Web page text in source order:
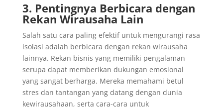
3. Pentingnya Berbicara dengan
Rekan Wirausaha Lain
Salah satu cara paling efektif untuk mengurangi rasa
isolasi adalah berbicara dengan rekan wirausaha
lainnya. Rekan bisnis yang memiliki pengalaman
serupa dapat memberikan dukungan emosional
yang sangat berharga. Mereka memahami betul
stres dan tantangan yang datang dengan dunia
kewirausahaan, serta cara-cara untuk